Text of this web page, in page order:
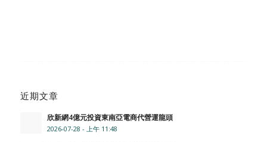
近期文章
欣新網4億元投資東南亞電商代營運龍頭
2026-07-28 - 上午 11:48